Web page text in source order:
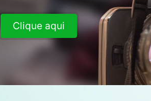
Clique aqui